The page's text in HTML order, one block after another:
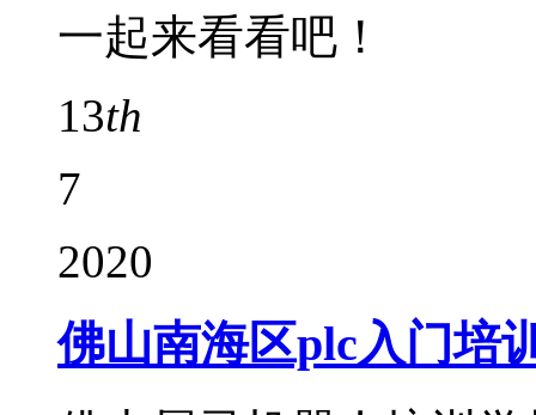
一起来看看吧！
13th
7
2020
佛山南海区plc入门培